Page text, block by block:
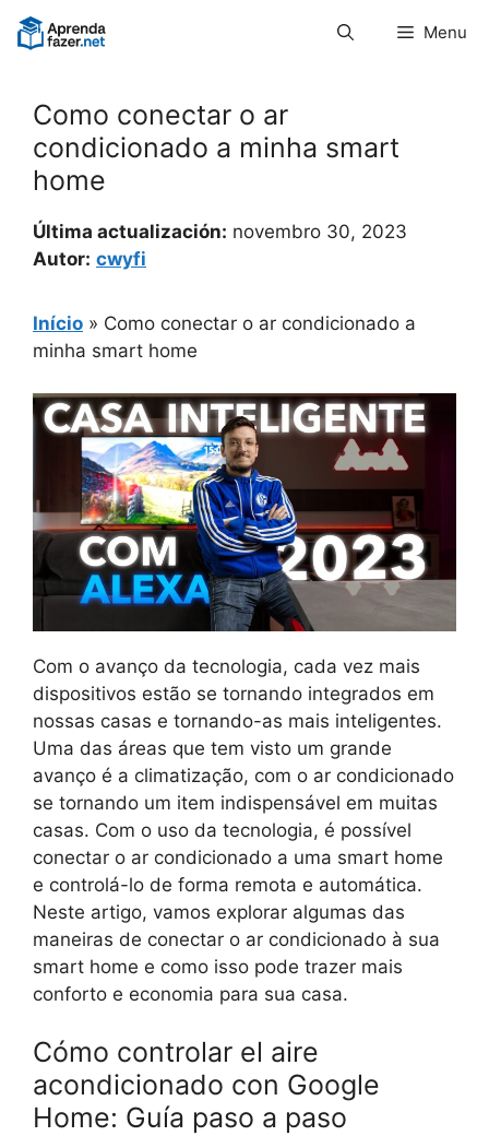
Pular
para
Menu
Como conectar o ar
condicionado a minha smart
home
Última actualización: novembro 30, 2023
Autor: cwyfi
Início » Como conectar o ar condicionado a
minha smart home
Com o avanço da tecnologia, cada vez mais
dispositivos estão se tornando integrados em
nossas casas e tornando-as mais inteligentes.
Uma das áreas que tem visto um grande
avanço é a climatização, com o ar condicionado
se tornando um item indispensável em muitas
casas. Com o uso da tecnologia, é possível
conectar o ar condicionado a uma smart home
e controlá-lo de forma remota e automática.
Neste artigo, vamos explorar algumas das
maneiras de conectar o ar condicionado à sua
smart home e como isso pode trazer mais
conforto e economia para sua casa.
Cómo controlar el aire
acondicionado con Google
Home: Guía paso a paso